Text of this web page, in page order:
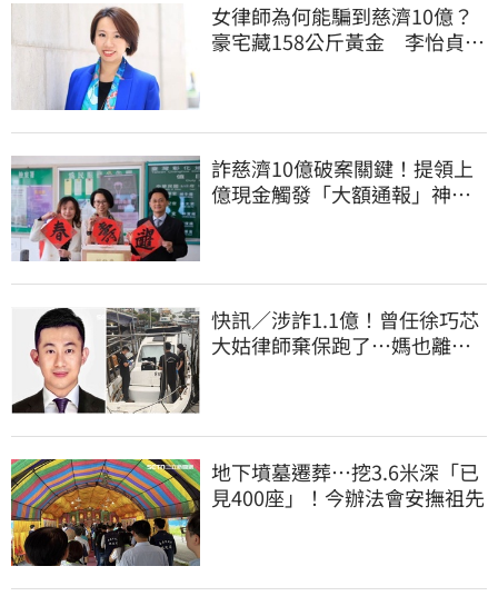
女律師為何能騙到慈濟10億？
豪宅藏158公斤黃金 李怡貞驚
詐慈濟10億破案關鍵！提領上
億現金觸發「大額通報」神鬼
快訊／涉詐1.1億！曾任徐巧芯
大姑律師棄保跑了…媽也離
地下墳墓遷葬…挖3.6米深「已
見400座」！今辦法會安撫祖先